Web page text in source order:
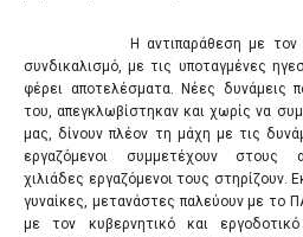
Η αντιπαράθεση με τον
συνδικαλισμό, με τις υποταγμένες
φέρει αποτελέσματα. Νέες δυνάμεις
του, απεγκλωβίστηκαν και χωρίς να
μας, δίνουν πλέον τη μάχη με τις
εργαζόμενοι συμμετέχουν στους
χιλιάδες εργαζόμενοι τους στηρίζουν.
γυναίκες, μετανάστες παλεύουν με το
με τον κυβερνητικό και εργοδοτικό